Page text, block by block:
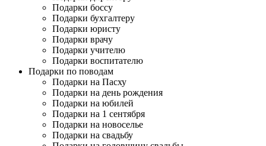
Подарки боссу
Подарки бухгалтеру
Подарки юристу
Подарки врачу
Подарки учителю
Подарки воспитателю
Подарки по поводам
Подарки на Пасху
Подарки на день рождения
Подарки на юбилей
Подарки на 1 сентября
Подарки на новоселье
Подарки на свадьбу